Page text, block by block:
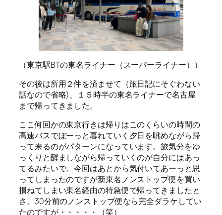
（東京駅BTの東名ライナー（スーパーライナー））
その後は所用２件を済ませて（旅日記にそぐわない
話なので省略)、１５時半の東名ライナーで名古屋
まで帰ってきました。
ここ何回かの東京行きは帰りはこのくらいの時間の
高速バスでぼーっと暮れていく夕日を眺めながら帰
って来るのがパターンになっています。旅気分をゆ
っくりと醒ましながら帰っていくのが自分にはあっ
てるみたいで。今回はあとから気付いてあーっと思
ってしまったのですが新東名ノンストップ便を買い
損ねてしまい東名経由の特急便で帰ってきましたと
さ。30分前のノンストップ便なら完全ダラケしてい
たのですが・・・・・（笑）